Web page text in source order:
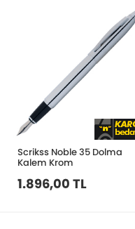
Scrikss Noble 35 Dolma
Kalem Krom
1.896,00 TL